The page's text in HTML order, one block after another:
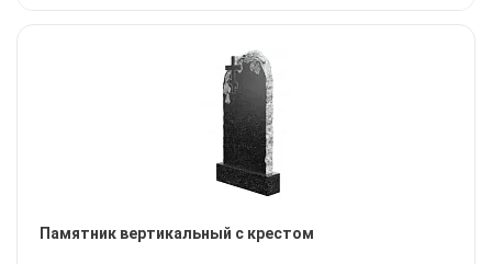
Памятник вертикальный с крестом